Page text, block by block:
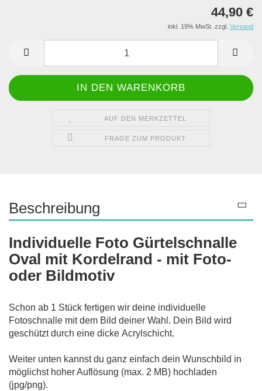
44,90 €
inkl. 19% MwSt. zzgl. Versand
AUF DEN MERKZETTEL
FRAGE ZUM PRODUKT
Beschreibung
Individuelle Foto Gürtelschnalle
Oval mit Kordelrand - mit Foto-
oder Bildmotiv
Schon ab 1 Stück fertigen wir deine individuelle
Fotoschnalle mit dem Bild deiner Wahl. Dein Bild wird
geschützt durch eine dicke Acrylschicht.
Weiter unten kannst du ganz einfach dein Wunschbild in
möglichst hoher Auflösung (max. 2 MB) hochladen
(jpg/png).